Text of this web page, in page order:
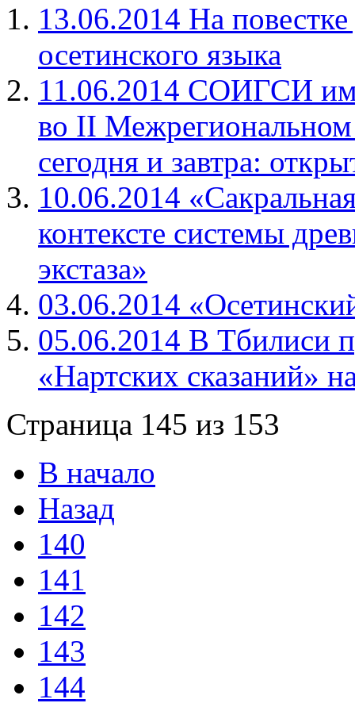
13.06.2014 На
осетинского языка
11.06.2014 СОИГСИ
во II
сегодня и завтра:
10.06.2014
контексте системы
экстаза»
03.06.2014
05.06.2014 В Тбилиси
«Нартских сказаний»
Страница 145 из 153
В начало
Назад
140
141
142
143
144